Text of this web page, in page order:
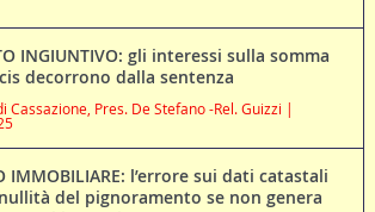
INGIUNTIVO: gli interessi sulla somma
decorrono dalla sentenza
Pres. De Stefano -Rel. Guizzi |
IMMOBILIARE: l’errore sui dati catastali
del pignoramento se non genera